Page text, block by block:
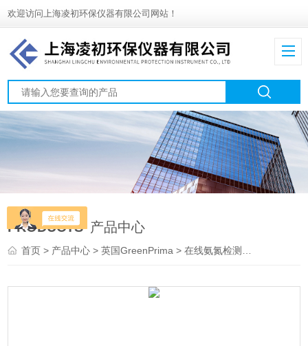
欢迎访问上海凌初环保仪器有限公司网站！
PRODUCTS 产品中心
首页> 产品中心 >英国GreenPrima >在线氨氮检测仪